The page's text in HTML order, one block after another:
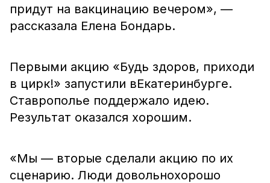
придут на вакцинацию вечером», —
рассказала Елена Бондарь.
Первыми акцию «Будь здоров, приходи
в цирк!» запустили вЕкатеринбурге.
Ставрополье поддержало идею.
Результат оказался хорошим.
«Мы — вторые сделали акцию по их
сценарию. Люди довольнохорошо